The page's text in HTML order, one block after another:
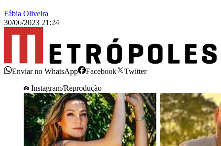
Fábia Oliveira
30/06/2023 21:24
Enviar no WhatsApp Facebook
Twitter
Instagram/Reprodução